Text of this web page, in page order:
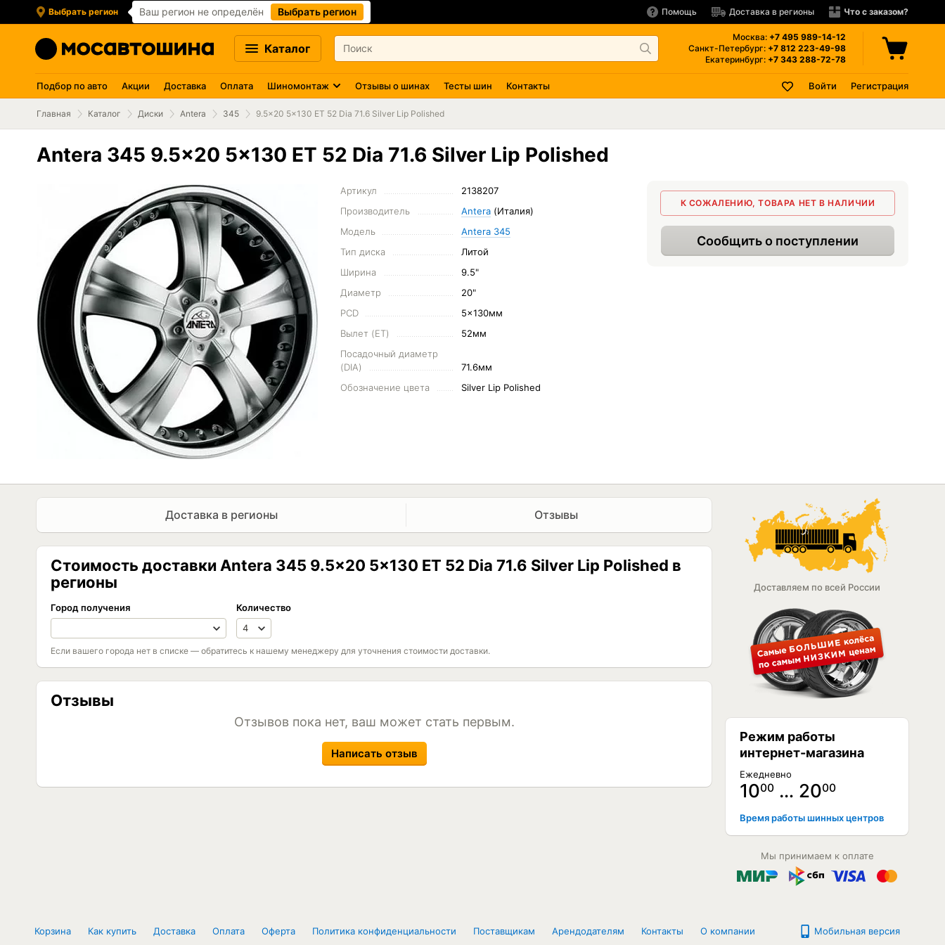
Выбрать регион Ваш регион не определён Выбрать регион Помощь Доставка в регионы Что с заказом?
Каталог
Москва: +7 495 989-14-12
Санкт-Петербург: +7 812 223-49-98
Екатеринбург: +7 343 288-72-78
Подбор по авто Акции Доставка Оплата Шиномонтаж Отзывы о шинах Тесты шин Контакты Войти Регистрация
Главная Каталог Диски Antera 345 9.5x20 5x130 ET 52 Dia 71.6 Silver Lip Polished
Antera 345 9.5x20 5x130 ET 52 Dia 71.6 Silver Lip Polished
Артикул
2138207
Производитель
Antera(Италия)
Модель
Antera 345
Тип диска
Литой
Ширина
9.5"
Диаметр
20"
PCD
5x130мм
Вылет (ET)
52мм
Посадочный диаметр
(DIA)
71.6мм
Обозначение цвета
Silver Lip Polished
К СОЖАЛЕНИЮ, ТОВАРА НЕТ В НАЛИЧИИ
Сообщить о поступлении
Доставка в регионы Отзывы
Стоимость доставки Antera 345 9.5x20 5x130 ET 52 Dia 71.6 Silver Lip Polished в
регионы
Город получения Количество
Если вашего города нет в списке — обратитесь к нашему менеджеру для уточнения стоимости доставки.
Отзывы
Отзывов пока нет, ваш может стать первым.
Написать отзыв
Доставляем по всей России
Режим работы
интернет-магазина
Ежедневно
1000 … 2000
Время работы шинных центров
Мы принимаем к оплате
Корзина Как купить Доставка Оплата Оферта Политика конфиденциальности Поставщикам Арендодателям Контакты О компании Мобильная версия